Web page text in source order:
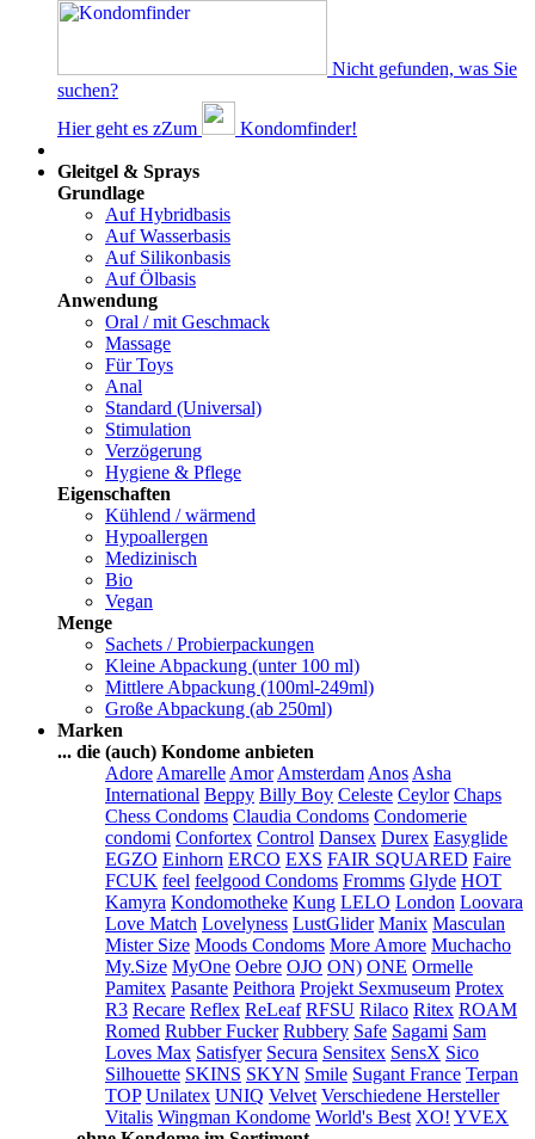
Nicht gefunden, was Sie
suchen?
Hier geht es zZum
Kondomfinder!
Gleitgel & Sprays
Grundlage
Auf Hybridbasis
Auf Wasserbasis
Auf Silikonbasis
Auf Ölbasis
Anwendung
Oral / mit Geschmack
Massage
Für Toys
Anal
Standard (Universal)
Stimulation
Verzögerung
Hygiene & Pflege
Eigenschaften
Kühlend / wärmend
Hypoallergen
Medizinisch
Bio
Vegan
Menge
Sachets / Probierpackungen
Kleine Abpackung (unter 100 ml)
Mittlere Abpackung (100ml-249ml)
Große Abpackung (ab 250ml)
Marken
... die (auch) Kondome anbieten
Adore Amarelle Amor Amsterdam Anos Asha
International Beppy Billy Boy Celeste Ceylor Chaps
Chess Condoms Claudia Condoms Condomerie
condomi Confortex Control Dansex Durex Easyglide
EGZO Einhorn ERCO EXS FAIR SQUARED Faire
FCUK feel feelgood Condoms Fromms Glyde HOT
Kamyra Kondomotheke Kung LELO London Loovara
Love Match Lovelyness LustGlider Manix Masculan
Mister Size Moods Condoms More Amore Muchacho
My.Size MyOne Oebre OJO ON) ONE Ormelle
Pamitex Pasante Peithora Projekt Sexmuseum Protex
R3 Recare Reflex ReLeaf RFSU Rilaco Ritex ROAM
Romed Rubber Fucker Rubbery Safe Sagami Sam
Loves Max Satisfyer Secura Sensitex SensX Sico
Silhouette SKINS SKYN Smile Sugant France Terpan
TOP Unilatex UNIQ Velvet Verschiedene Hersteller
Vitalis Wingman Kondome World's Best XO! YVEX